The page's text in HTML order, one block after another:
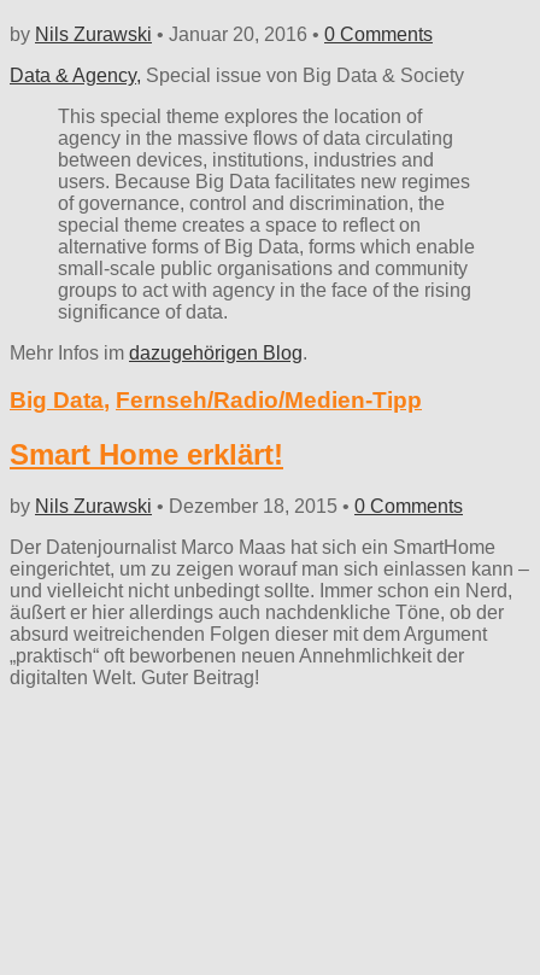
by Nils Zurawski • Januar 20, 2016 • 0 Comments
Data & Agency, Special issue von Big Data & Society
This special theme explores the location of
agency in the massive flows of data circulating
between devices, institutions, industries and
users. Because Big Data facilitates new regimes
of governance, control and discrimination, the
special theme creates a space to reflect on
alternative forms of Big Data, forms which enable
small-scale public organisations and community
groups to act with agency in the face of the rising
significance of data.
Mehr Infos im dazugehörigen Blog.
Big Data, Fernseh/Radio/Medien-Tipp
Smart Home erklärt!
by Nils Zurawski • Dezember 18, 2015 • 0 Comments
Der Datenjournalist Marco Maas hat sich ein SmartHome
eingerichtet, um zu zeigen worauf man sich einlassen kann –
und vielleicht nicht unbedingt sollte. Immer schon ein Nerd,
äußert er hier allerdings auch nachdenkliche Töne, ob der
absurd weitreichenden Folgen dieser mit dem Argument
„praktisch“ oft beworbenen neuen Annehmlichkeit der
digitalten Welt. Guter Beitrag!